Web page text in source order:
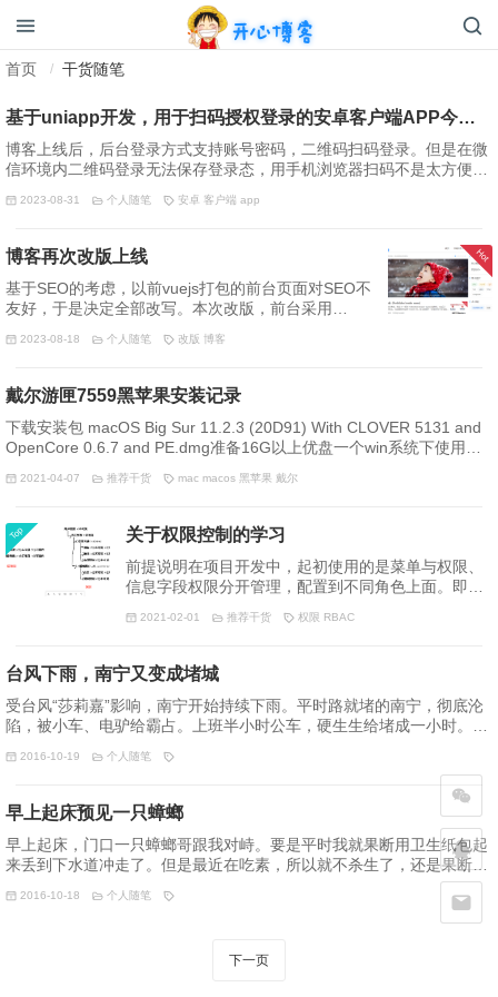
开心博客
首页 / 干货随笔
基于uniapp开发，用于扫码授权登录的安卓客户端APP今日上线
博客上线后，后台登录方式支持账号密码，二维码扫码登录。但是在微
信环境内二维码登录无法保存登录态，用手机浏览器扫码不是太方便，
如下：登录页扫码页授权页
2023-08-31 个人随笔 安卓 客户端 app
博客再次改版上线
基于SEO的考虑，以前vuejs打包的前台页面对SEO不
友好，于是决定全部改写。本次改版，前台采用
系列 KXPHP 框架。相关界面如下：首页 列表页 搜索
2023-08-18 个人随笔 改版 博客
Hot
戴尔游匣7559黑苹果安装记录
下载安装包 macOS Big Sur 11.2.3 (20D91) With CLOVER 5131 and
OpenCore 0.6.7 and PE.dmg准备16G以上优盘一个win系统下使用
config.plist文件，在线修改
https://galada.gitee.io/opencoreconfiguratoronline/#OC
2021-04-07 推荐干货 mac macos 黑苹果 戴尔
Top 关于权限控制的学习
前提说明在项目开发中，起初使用的是菜单与权限、
信息字段权限分开管理，配置到不同角色上面。即每
字段。上面方式，确实最大化的解耦了权限控制。但
人人产品经理的文章，试着做如下优化设计原则：权
限拆分功能性权限、数据级权限；功能性控制页面能
否操作，数据级控制页面上的信息能否查看和操作。
解析如下菜单管理，可以增加多级子菜单，添加时需
不可见：纯功能性菜单，前端页面不显示（如：登陆
2021-02-01 推荐干货 权限 RBAC
台风下雨，南宁又变成堵城
受台风“莎莉嘉”影响，南宁开始持续下雨。平时路就堵的南宁，彻底沦
陷，被小车、电驴给霸占。上班半小时公车，硬生生给堵成一小时。害
2016-10-19 个人随笔
早上起床预见一只蟑螂
早上起床，门口一只蟑螂哥跟我对峙。要是平时我就果断用卫生纸包起
来丢到下水道冲走了。但是最近在吃素，所以就不杀生了，还是果断用
卫生纸包起来，给了它免费飞机票。希望它能找到另一个新大陆，安居
繁殖。
2016-10-18 个人随笔
下一页